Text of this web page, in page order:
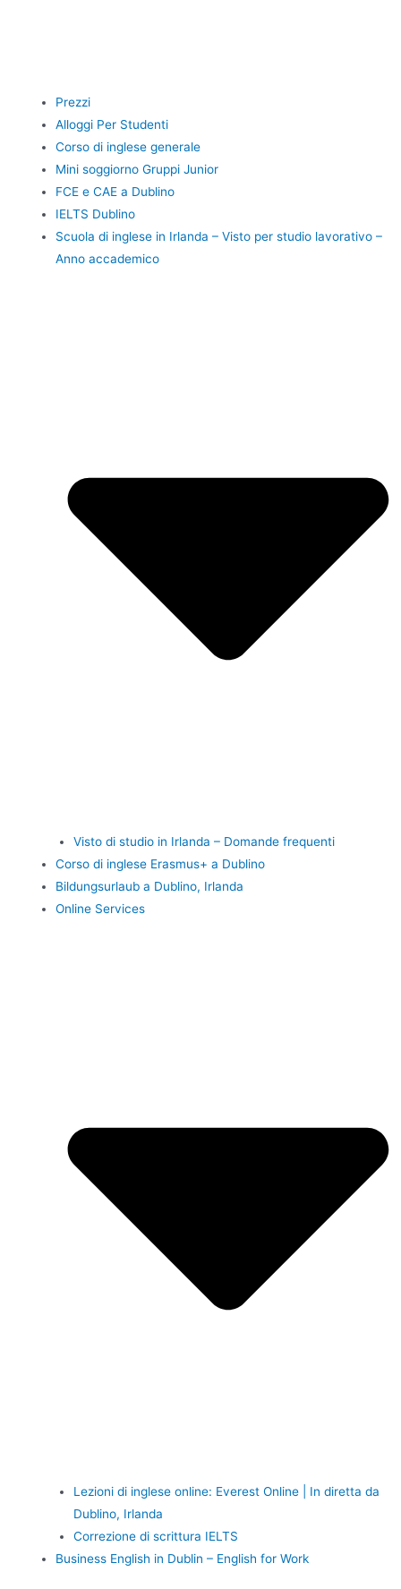
Prezzi
Alloggi Per Studenti
Corso di inglese generale
Mini soggiorno Gruppi Junior
FCE e CAE a Dublino
IELTS Dublino
Scuola di inglese in Irlanda – Visto per studio lavorativo –
Anno accademico
Visto di studio in Irlanda – Domande frequenti
Corso di inglese Erasmus+ a Dublino
Bildungsurlaub a Dublino, Irlanda
Online Services
Lezioni di inglese online: Everest Online | In diretta da
Dublino, Irlanda
Correzione di scrittura IELTS
Business English in Dublin – English for Work